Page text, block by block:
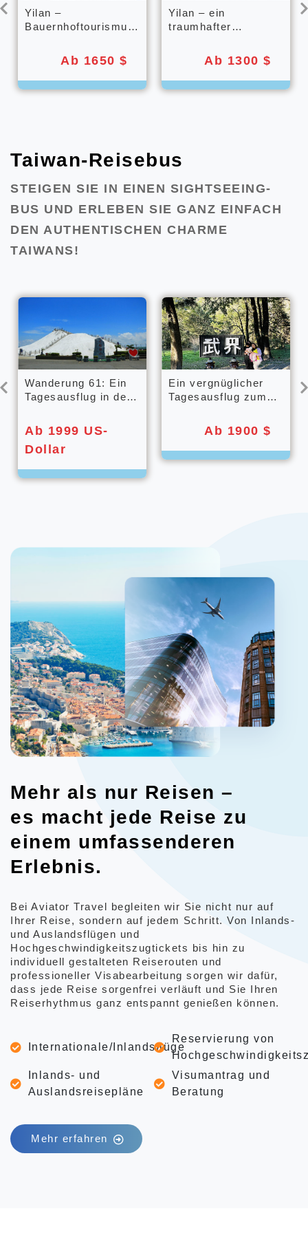
Yilan –
Bauernhoftourismus
Ab 1650 $
Yilan – ein
traumhafter
Ab 1300 $
Taiwan-Reisebus
STEIGEN SIE IN EINEN SIGHTSEEING-
BUS UND ERLEBEN SIE GANZ EINFACH
DEN AUTHENTISCHEN CHARME
TAIWANS!
Wanderung 61: Ein
Tagesausflug in den
Ab 1999 US-
Dollar
Ein vergnüglicher
Tagesausflug zum
Sommerrefugium der
Kampfsportwelt.
Ab 1900 $
Mehr als nur Reisen –
es macht jede Reise zu
einem umfassenderen
Erlebnis.
Bei Aviator Travel begleiten wir Sie nicht nur auf
Ihrer Reise, sondern auf jedem Schritt. Von Inlands-
und Auslandsflügen und
Hochgeschwindigkeitszugtickets bis hin zu
individuell gestalteten Reiserouten und
professioneller Visabearbeitung sorgen wir dafür,
dass jede Reise sorgenfrei verläuft und Sie Ihren
Reiserhythmus ganz entspannt genießen können.
Internationale/Inlandsflüge
Reservierung von
Inlands- und
Auslandsreisepläne
Visumantrag und
Beratung
Mehr erfahren